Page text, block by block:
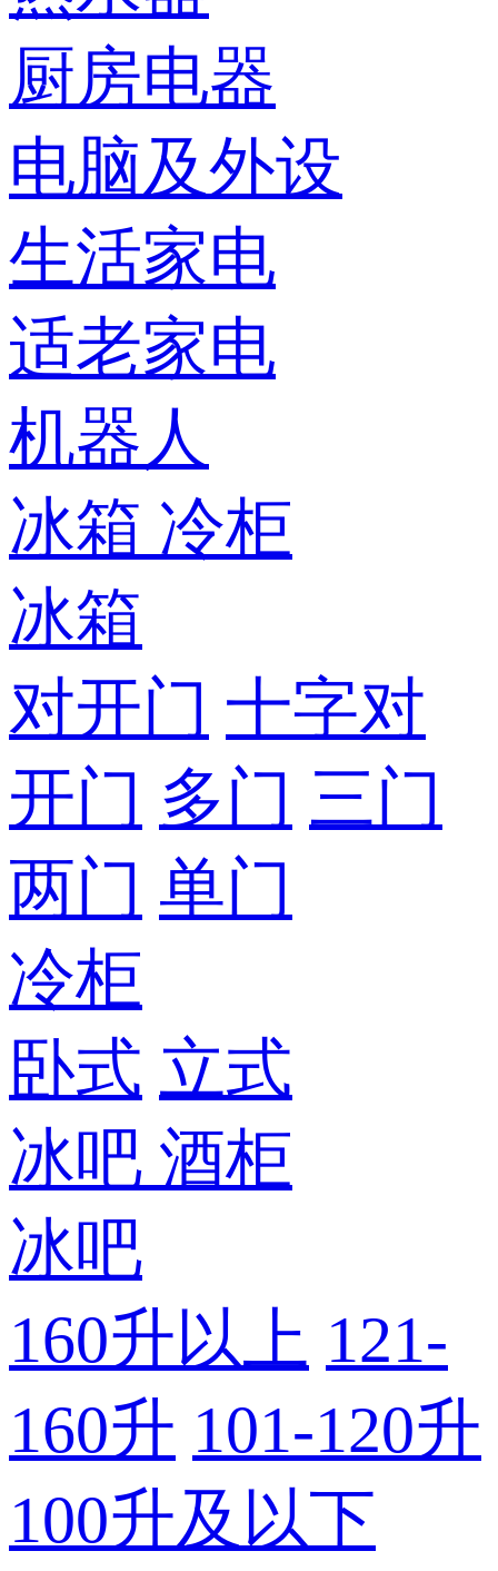
厨房电器
电脑及外设
生活家电
适老家电
机器人
冰箱 冷柜
冰箱
对开门 十字对
开门 多门 三门
两门 单门
冷柜
卧式 立式
冰吧 酒柜
冰吧
160升以上 121-
160升 101-120升
100升及以下